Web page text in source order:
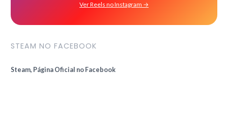
Ver Reels no Instagram →
STEAM NO FACEBOOK
Steam, Página Oficial no Facebook